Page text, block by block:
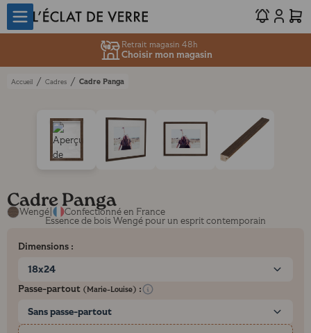
Retrait magasin 48h
Choisir mon magasin
Accueil / Cadres / Cadre Panga
Cadre Panga
Wengé Confectionné en France
Essence de bois Wengé pour un esprit contemporain
Dimensions :
18x24
Passe-partout (Marie-Louise) :
Sans passe-partout